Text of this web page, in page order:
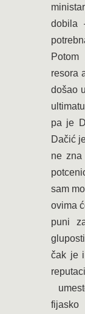
dobila
resora
došao
pa je
Dačić
ne
sam
ovima
puni
čak je